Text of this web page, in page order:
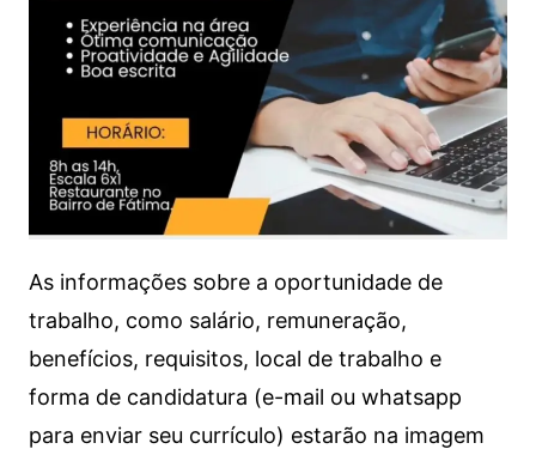
As informações sobre a oportunidade de
trabalho, como salário, remuneração,
benefícios, requisitos, local de trabalho e
forma de candidatura (e-mail ou whatsapp
para enviar seu currículo) estarão na imagem